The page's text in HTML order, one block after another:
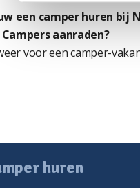
een camper huren bij
aanraden?
voor een camper-
huren